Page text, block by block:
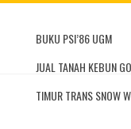
BUKU PSI’86 UGM
JUAL TANAH KEBUN
TIMUR TRANS SNOW